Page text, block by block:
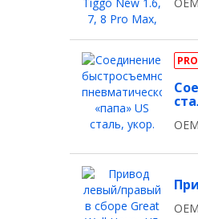
PRO